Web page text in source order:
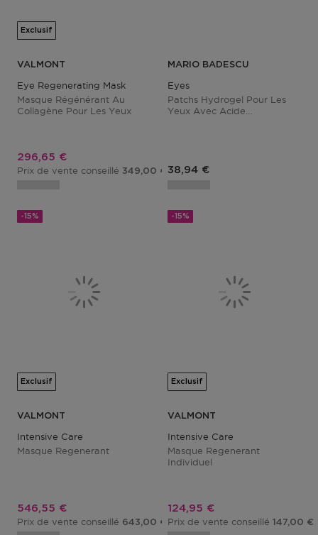
Exclusif
VALMONT
Eye Regenerating Mask
Masque Régénérant Au
Collagène Pour Les Yeux
Prix promotionnel
296,65 €
Prix de vente conseillé 349,00 €
MARIO BADESCU
Eyes
Patchs Hydrogel Pour Les
Yeux Avec Acide
38,94 €
-15%
Exclusif
VALMONT
Intensive Care
Masque Regenerant
Prix promotionnel
546,55 €
Prix de vente conseillé 643,00 €
-15%
Exclusif
VALMONT
Intensive Care
Masque Regenerant
Individuel
Prix promotionnel
124,95 €
Prix de vente conseillé 147,00 €